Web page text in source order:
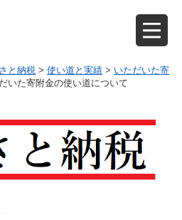
と納税 > 使い道と実績 > いただいた寄
いた寄附金の使い道について